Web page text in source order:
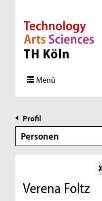
Direkt zur Hauptnavigation
Direkt zur Subnavigation
Direkt zum Inhalt
Direkt zum Fußbereich
Menü
Profil
Personen
Verena Foltz